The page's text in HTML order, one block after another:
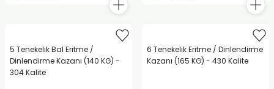
5 Tenekelik Bal Eritme /
Dinlendirme Kazanı (140 KG) -
304 Kalite
6 Tenekelik Eritme / Dinlendirme
Kazanı (165 KG) - 430 Kalite